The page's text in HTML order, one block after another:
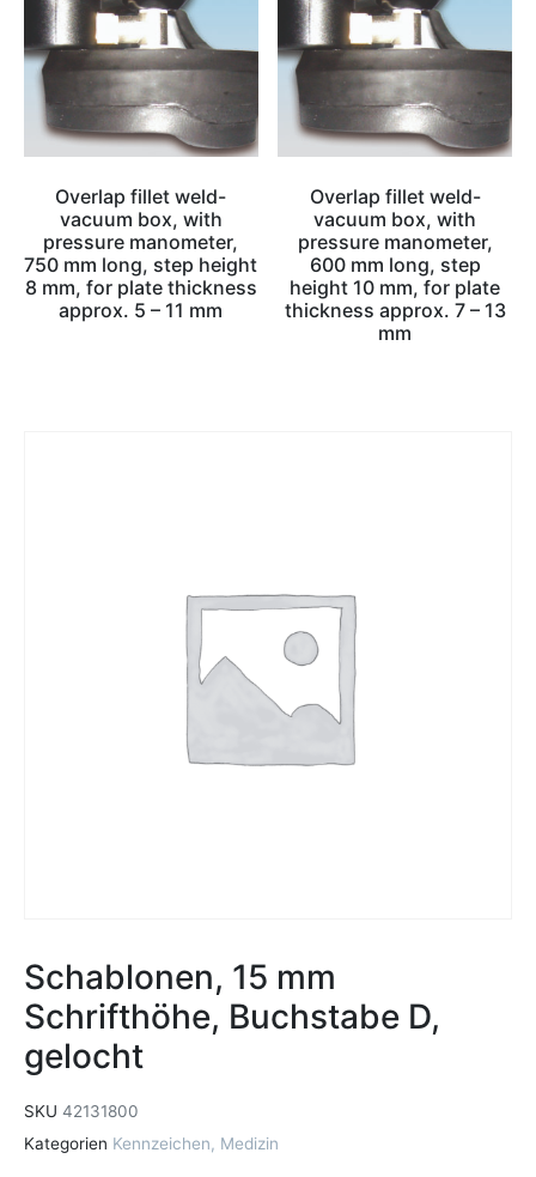
Overlap fillet weld-
vacuum box, with
pressure manometer,
750 mm long, step height
8 mm, for plate thickness
approx. 5 – 11 mm
Overlap fillet weld-
vacuum box, with
pressure manometer,
600 mm long, step
height 10 mm, for plate
thickness approx. 7 – 13
mm
Schablonen, 15 mm
Schrifthöhe, Buchstabe D,
gelocht
SKU 42131800
Kategorien Kennzeichen, Medizin